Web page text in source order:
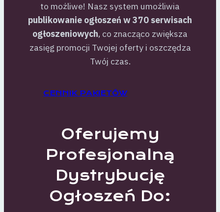
to możliwe! Nasz system umożliwia
publikowanie ogłoszeń w 370 serwisach
ogłoszeniowych, co znacząco zwiększa
zasięg promocji Twojej oferty i oszczędza
Twój czas.
CENNIK PAKIETÓW
Oferujemy
Profesjonalną
Dystrybucję
Ogłoszeń Do: